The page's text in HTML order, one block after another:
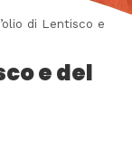
di Lentisco e
e del